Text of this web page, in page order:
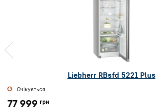
Liebherr RBsfd 5221 Plus
Очікується
77 999 грн